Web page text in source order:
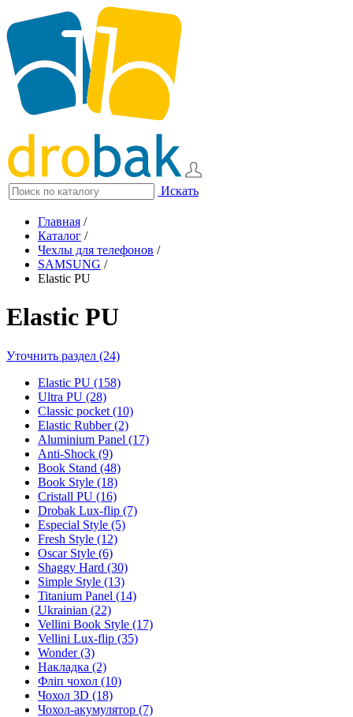
Искать
Главная /
Каталог /
Чехлы для телефонов /
SAMSUNG /
Elastic PU
Elastic PU
Уточнить раздел (24)
Elastic PU (158)
Ultra PU (28)
Classic pocket (10)
Elastic Rubber (2)
Aluminium Panel (17)
Anti-Shock (9)
Book Stand (48)
Book Style (18)
Cristall PU (16)
Drobak Lux-flip (7)
Especial Style (5)
Fresh Style (12)
Oscar Style (6)
Shaggy Hard (30)
Simple Style (13)
Titanium Panel (14)
Ukrainian (22)
Vellini Book Style (17)
Vellini Lux-flip (35)
Wonder (3)
Накладка (2)
Фліп чохол (10)
Чохол 3D (18)
Чохол-акумулятор (7)